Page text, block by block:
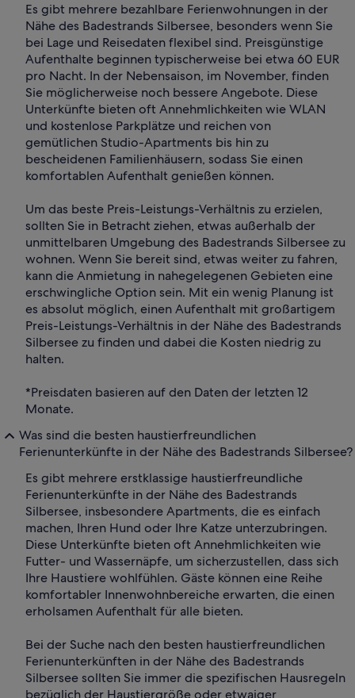
Es gibt mehrere bezahlbare Ferienwohnungen in der
Nähe des Badestrands Silbersee, besonders wenn Sie
bei Lage und Reisedaten flexibel sind. Preisgünstige
Aufenthalte beginnen typischerweise bei etwa 60 EUR
pro Nacht. In der Nebensaison, im November, finden
Sie möglicherweise noch bessere Angebote. Diese
Unterkünfte bieten oft Annehmlichkeiten wie WLAN
und kostenlose Parkplätze und reichen von
gemütlichen Studio-Apartments bis hin zu
bescheidenen Familienhäusern, sodass Sie einen
komfortablen Aufenthalt genießen können.
Um das beste Preis-Leistungs-Verhältnis zu erzielen,
sollten Sie in Betracht ziehen, etwas außerhalb der
unmittelbaren Umgebung des Badestrands Silbersee zu
wohnen. Wenn Sie bereit sind, etwas weiter zu fahren,
kann die Anmietung in nahegelegenen Gebieten eine
erschwingliche Option sein. Mit ein wenig Planung ist
es absolut möglich, einen Aufenthalt mit großartigem
Preis-Leistungs-Verhältnis in der Nähe des Badestrands
Silbersee zu finden und dabei die Kosten niedrig zu
halten.
*Preisdaten basieren auf den Daten der letzten 12
Monate.
Was sind die besten haustierfreundlichen
Ferienunterkünfte in der Nähe des Badestrands Silbersee?
Es gibt mehrere erstklassige haustierfreundliche
Ferienunterkünfte in der Nähe des Badestrands
Silbersee, insbesondere Apartments, die es einfach
machen, Ihren Hund oder Ihre Katze unterzubringen.
Diese Unterkünfte bieten oft Annehmlichkeiten wie
Futter- und Wassernäpfe, um sicherzustellen, dass sich
Ihre Haustiere wohlfühlen. Gäste können eine Reihe
komfortabler Innenwohnbereiche erwarten, die einen
erholsamen Aufenthalt für alle bieten.
Bei der Suche nach den besten haustierfreundlichen
Ferienunterkünften in der Nähe des Badestrands
Silbersee sollten Sie immer die spezifischen Hausregeln